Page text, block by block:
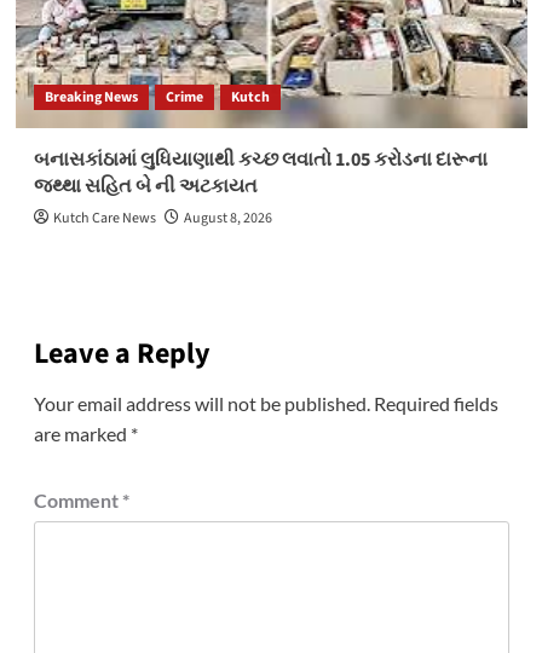
Breaking News Crime Kutch
બનાસકાંઠામાં લુધિયાણાથી કચ્છ લવાતો 1.05 કરોડના દારૂના
જથ્થા સહિત બે ની અટકાયત
Kutch Care News August 8, 2026
Leave a Reply
Your email address will not be published. Required fields
are marked *
Comment *